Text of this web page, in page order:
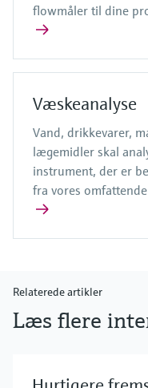
flowmåler til dine
Væskeanalyse
Vand, drikkevarer,
lægemidler skal
instrument, der er
fra vores
Relaterede artikler
Læs flere